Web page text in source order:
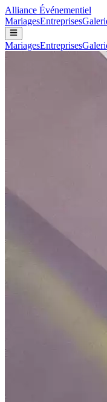
Alliance Événementiel
MariagesEntreprises
MariagesEntreprises